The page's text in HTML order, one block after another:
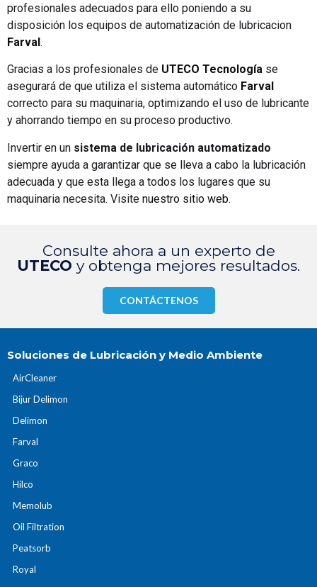
profesionales adecuados para ello poniendo a su
disposición los equipos de automatización de lubricacion
Farval.
Gracias a los profesionales de UTECO Tecnología se
asegurará de que utiliza el sistema automático Farval
correcto para su maquinaria, optimizando el uso de lubricante
y ahorrando tiempo en su proceso productivo.
Invertir en un sistema de lubricación automatizado
siempre ayuda a garantizar que se lleva a cabo la lubricación
adecuada y que esta llega a todos los lugares que su
maquinaria necesita. Visite nuestro sitio web.
Consulte ahora a un experto de
UTECO y obtenga mejores resultados.
CONTÁCTENOS
Soluciones de Lubricación y Medio Ambiente
AirCleaner
Bijur Delimon
Delimon
Farval
Graco
Hilco
Memolub
Oil Filtration
Peatsorb
Royal